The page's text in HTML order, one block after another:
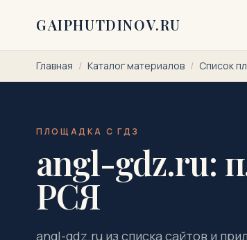
GAIPHUTDINOV.RU
Главная / Каталог материалов / Список
ПЛОЩАДКА С ГДЗ
angl-gdz.ru:
РСЯ
angl-gdz.ru из списка сайтов и